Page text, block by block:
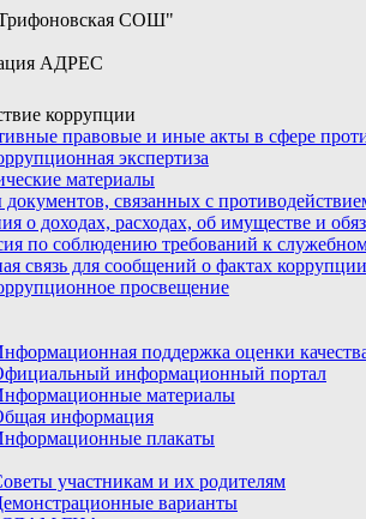
СОШ"
АДРЕС
коррупции
правовые и иные акты в сфере
экспертиза
материалы
связанных с
о доходах, расходах, об имуществе и
по соблюдению требований к
связь для сообщений о фактах коррупции
просвещение
поддержка оценки
информационный портал
материалы
информация
плакаты
участникам и их родителям
варианты